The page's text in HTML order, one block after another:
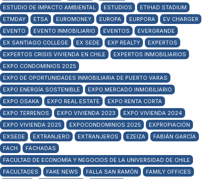
ESTUDIO DE IMPACTO AMBIENTAL
ESTUDIOS
ETIHAD STADIUM
ETMDAY
ETSA EUROMONEY EUROPA EURPORA
EV CHARGER
EVENTO
EVENTO INMOBILIARIO EVENTOS
EVERGRANDE
EX SANTIAGO COLLEGE
EX SEDE EXP REALTY
EXPERTOS
EXPERTOS CRISIS VIVIENDA EN CHILE
EXPERTOS INMOBILIARIOS
EXPO CONDOMINIOS 2025
EXPO DE OPORTUNIDADES INMOBILIARIA DE PUERTO VARAS
EXPO ENERGÍA SOSTENIBLE
EXPO MERCADO INMOBILIARIO
EXPO OSAKA
EXPO REAL ESTATE
EXPO RENTA CORTA
EXPO TERRENOS
EXPO VIVIENDA 2023
EXPO VIVIENDA 2024
EXPO VIVIENDA 2025
EXPOCONDOMINIOS 2025
EXPROPIACIÓN
EXSEDE
EXTRANJERO EXTRANJEROS EZEIZA
FABIÁN GARCÍA
FACH
FACHADAS
FACULTAD DE ECONOMÍA Y NEGOCIOS DE LA UNIVERSIDAD DE CHILE
FACULTADES
FAKE NEWS FALLA SAN RAMÓN
FAMILY OFFICES